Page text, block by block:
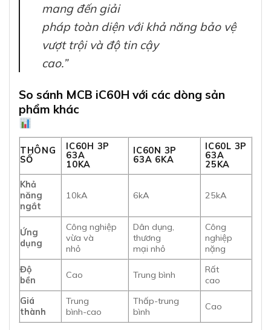
mang đến giải
pháp toàn diện với khả năng bảo vệ
vượt trội và độ tin cậy
cao.”
So sánh MCB iC60H với các dòng sản
phẩm khác
THÔNG
SỐ
IC60H 3P
63A
10KA
IC60N 3P
63A 6KA
IC60L 3P
63A
25KA
Khả
năng
ngắt
10kA 6kA 25kA
Ứng
dụng
Công nghiệp
vừa và
nhỏ
Dân dụng,
thương
mại nhỏ
Công
nghiệp
nặng
Độ
bền
Cao Trung bình
Rất
cao
Giá
thành
Trung
bình-cao
Thấp-trung
bình
Cao